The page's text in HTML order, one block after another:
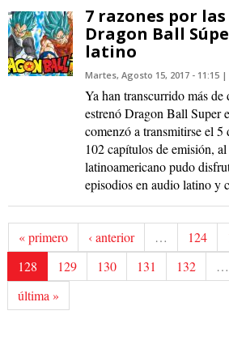
7 razones por
Dragon Ball
latino
Martes, Agosto 15, 2017 - 11:15
Ya han transcurrido más de
estrenó Dragon Ball Super
comenzó a transmitirse el
102 capítulos de emisión,
latinoamericano pudo
episodios en audio latino y
« primero ‹ anterior … 124
128
129 130 131 132 …
última »